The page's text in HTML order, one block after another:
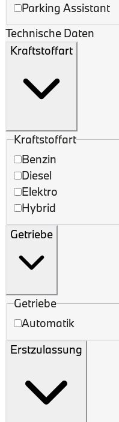
Parking Assistant
Technische Daten
Kraftstoffart
Kraftstoffart
Benzin
Diesel
Elektro
Hybrid
Getriebe
Getriebe
Automatik
Erstzulassung